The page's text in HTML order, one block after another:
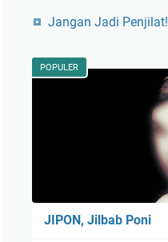
Jangan Jadi Penjilat!
POPULER
JIPON, Jilbab Poni